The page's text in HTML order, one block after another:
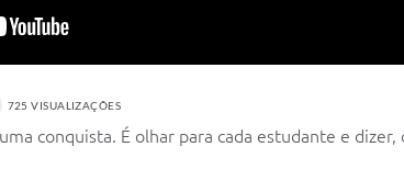
725 VISUALIZAÇÕES
conquista. É olhar para cada estudante e